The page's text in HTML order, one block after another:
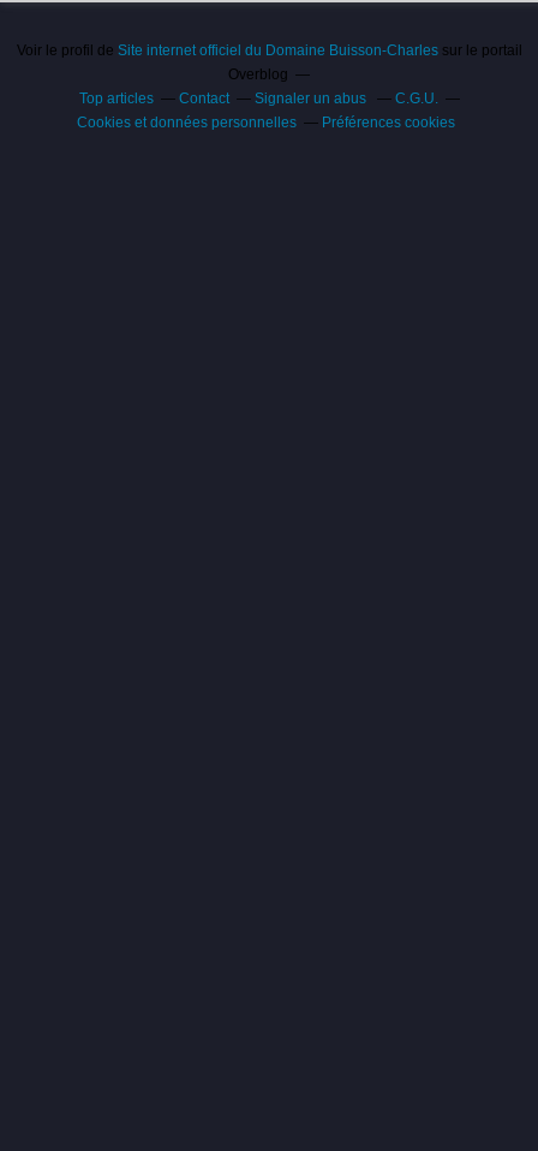
Voir le profil de Site internet officiel du Domaine Buisson-Charlessur le portail
Overblog
Top articles
Contact Signaler un abus
C.G.U.
Cookies et données personnelles
Préférences cookies